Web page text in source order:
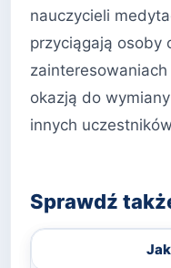
nauczycieli
przyciągają osoby
okazją do
innych
Sprawdź